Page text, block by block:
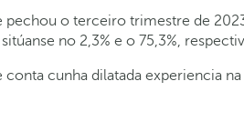
pechou o terceiro trimestre de
no 2,3% e o 75,3%,
conta cunha dilatada experiencia